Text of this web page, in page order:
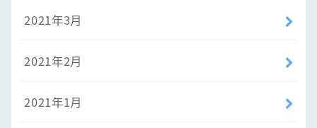
2021年3月
2021年2月
2021年1月